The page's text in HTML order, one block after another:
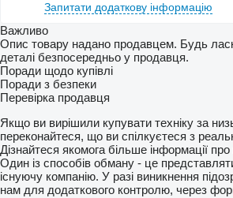
Запитати додаткову інформацію
Важливо
Опис товару надано продавцем. Будь
деталі безпосередньо у продавця.
Поради щодо купівлі
Поради з безпеки
Перевірка продавця
Якщо ви вирішили купувати техніку за
переконайтеся, що ви спілкуєтеся з
Дізнайтеся якомога більше інформації про
Один із способів обману - це
існуючу компанію. У разі виникнення
нам для додаткового контролю, через